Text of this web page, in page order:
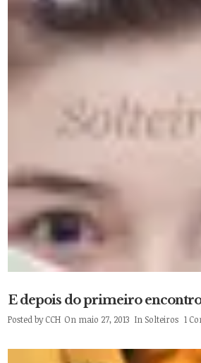
E depois do primeiro
Posted byCCH On maio 27, 2013 In Solteiros 1